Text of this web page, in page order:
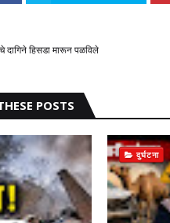
हिसडा मारून पळविले
POSTS
दुर्घटना